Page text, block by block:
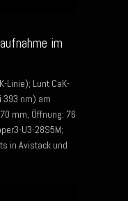
im
Linie); Lunt CaK-
393 nm) am
mm, Öffnung: 76
U3-28S5M;
in Avistack und